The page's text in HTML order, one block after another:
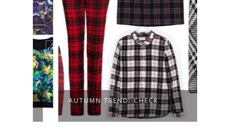
AUTUMN TREND: CHECK